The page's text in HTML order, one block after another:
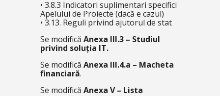
• 3.8.3 Indicatori suplimentari specifici
Apelului de Proiecte (dacă e cazul)
• 3.13. Reguli privind ajutorul de stat
Se modifică Anexa III.3 – Studiul
privind soluția IT.
Se modifică Anexa III.4.a – Macheta
financiară.
Se modifică Anexa V – Lista